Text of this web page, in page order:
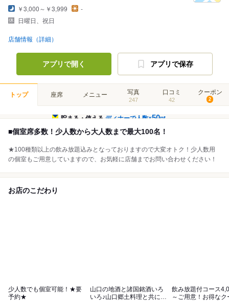
￥3,000～￥3,999
-
日曜日、祝日
店舗情報（詳細）
アプリで開く アプリで保存
トップ 座席 メニュー 写真
247
口コミ
42
クーポン
2
貯まる・使えるディナーで人数×50pt
■個室席多数！少人数から大人数まで最大100名！
★100種類以上の飲み放題込みとなっておりますので大変オトク！少人数用
の個室もご用意していますので、お気軽に店舗までお問い合わせください！
お店のこだわり
少人数でも個室可能！★要
予約★
山口の地酒と諸国銘酒いろ
いろ♪山口郷土料理と共にお
飲み放題付コース
～ご用意！お得なク